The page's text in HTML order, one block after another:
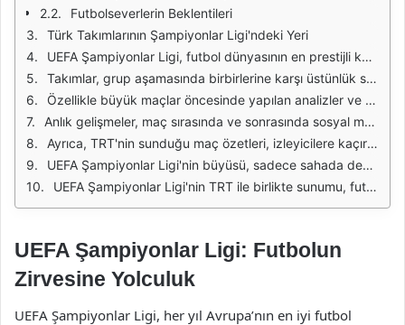
Futbolseverlerin Beklentileri
Türk Takımlarının Şampiyonlar Ligi'ndeki Yeri
UEFA Şampiyonlar Ligi, futbol dünyasının en prestijli kulüp turnuvası olarak her sezon milyonlarca izleyiciye ev sahipliği yapmaktadır. Bu yıl da heyecan dorukta, takımlar gruplar aşamasında kıyasıya mücadele ediyor. TRT, bu önemli organizasyonu takip eden futbolseverler için anlık gelişmeleri, maç özetlerini ve puan durumlarını sunarak, izleyicilerine kaçırılmayacak bir deneyim yaşatıyor.
Takımlar, grup aşamasında birbirlerine karşı üstünlük sağlamak için sahada ter döküyor. Her maçın önemi büyük, çünkü her puan, bir sonraki aşamaya geçişte belirleyici oluyor. TRT'nin sağladığı anlık bilgiler, taraftarların bu mücadeleleri daha yakından takip etmelerine olanak tanıyor. Öne çıkan takımlar arasında Avrupa'nın devleri yer alırken, sürpriz sonuçlar da futbolun heyecanını artırıyor.
Özellikle büyük maçlar öncesinde yapılan analizler ve yorumlar, izleyicilere maçın gidişatını tahmin etme şansı veriyor. TRT'nin geniş yorumcu kadrosu, futbolseverlerin takımlarını daha iyi anlamalarına yardımcı oluyor. Bu yıl, bazı takımlar beklenmedik performanslar sergileyerek, turnuvanın en dikkat çeken isimleri haline geldi.
Anlık gelişmeler, maç sırasında ve sonrasında sosyal medya üzerinden de hızla yayılıyor. TRT, bu güncellemeleri izleyicilerine ulaştırarak, futbolseverlerin maçla ilgili bilgi akışına dahil olmalarını sağlıyor. Özellikle gol anları, kırmızı kartlar ve önemli pozisyonlar anlık olarak paylaşılmakta, bu da izleyicilerin heyecanını artırıyor.
Ayrıca, TRT'nin sunduğu maç özetleri, izleyicilere kaçırdıkları anların tekrar izlenmesini sağlıyor. Bu özetler, maç bitiminden hemen sonra yayınlanarak, futbolseverlerin günün önemli olaylarını hızlıca takip etmesine imkan tanıyor. Spor programları, bu özetlerle zenginleşiyor ve izleyicilerin futbol hakkında daha fazla bilgi edinmelerine yardımcı oluyor.
UEFA Şampiyonlar Ligi'nin büyüsü, sadece sahada değil, ekran başında da sürüyor. TRT, bu büyüyü yaşatmak için çalışıyor ve her maçı izleyicilerine en iyi şekilde sunmaya çabalıyor. Anlık gelişmeler, analizler ve özetler, futbol tutkunlarının bu heyecana ortak olmasını sağlıyor.
UEFA Şampiyonlar Ligi'nin TRT ile birlikte sunumu, futbolseverler için eşsiz bir deneyim oluşturuyor. Gelişmelerin takip edilmesi, maçların analizi ve özetlerin izlenmesi, izleyicilerin turnuvadan daha fazla keyif almasına olanak tanıyor. Takvim ilerledikçe, heyecan artıyor ve futbolseverler, büyük final için sabırsızlanıyor.
UEFA Şampiyonlar Ligi: Futbolun
Zirvesine Yolculuk
UEFA Şampiyonlar Ligi, her yıl Avrupa’nın en iyi futbol